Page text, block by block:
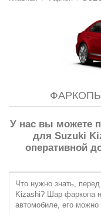
ФАРКОПЫ
У нас вы можете
для Suzuki
оперативной
Что нужно знать,
Kizashi? Шар фаркопа
автомобиле, его можно